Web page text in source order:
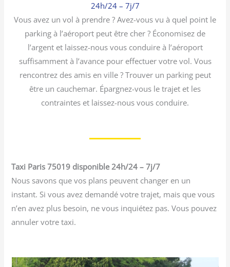
24h/24 – 7j/7
Vous avez un vol à prendre ? Avez-vous vu à quel point le
parking à l’aéroport peut être cher ? Économisez de
l’argent et laissez-nous vous conduire à l’aéroport
suffisamment à l’avance pour effectuer votre vol. Vous
rencontrez des amis en ville ? Trouver un parking peut
être un cauchemar. Épargnez-vous le trajet et les
contraintes et laissez-nous vous conduire.
Taxi Paris 75019 disponible 24h/24 – 7j/7
Nous savons que vos plans peuvent changer en un
instant. Si vous avez demandé votre trajet, mais que vous
n’en avez plus besoin, ne vous inquiétez pas. Vous pouvez
annuler votre taxi.